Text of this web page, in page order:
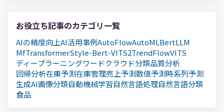
お役立ち記事のカテゴリ一覧
AIの精度向上AI活用事例AutoFlowAutoMLBertLLM
MfTransformerStyle-Bert-VITS2TrendFlowVITS
ディープラーニングワードクラウド分類品質分析
回帰分析在庫予測在庫管理売上予測数値予測時系列予測
生成AI画像分類自動機械学習自然言語処理自然言語分類
食品